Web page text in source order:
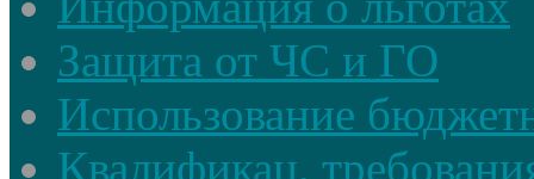
Защита от ЧС и ГО
Использование
Квалификац.